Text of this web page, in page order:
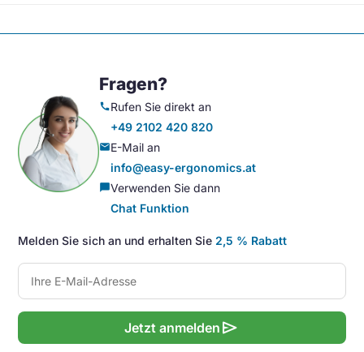
Fragen?
callRufen Sie direkt an
+49 2102 420 820
mailE-Mail an
info@easy-ergonomics.at
chat_bubbleVerwenden Sie dann
Chat Funktion
Melden Sie sich an und erhalten Sie 2,5 % Rabatt
Jetzt anmelden send